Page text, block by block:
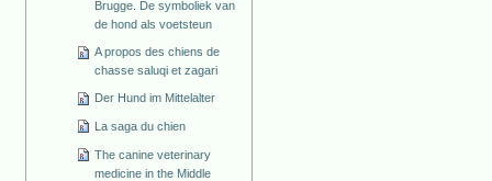
Brugge. De symboliek van
de hond als voetsteun
A propos des chiens de
chasse saluqi et zagari
Der Hund im Mittelalter
La saga du chien
The canine veterinary
medicine in the Middle